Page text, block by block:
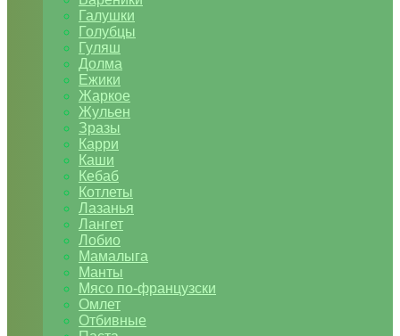
Галушки
Голубцы
Гуляш
Долма
Ежики
Жаркое
Жульен
Зразы
Карри
Каши
Кебаб
Котлеты
Лазанья
Лангет
Лобио
Мамалыга
Манты
Мясо по-французски
Омлет
Отбивные